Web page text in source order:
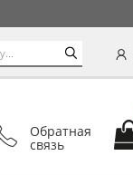
Обратная
связь